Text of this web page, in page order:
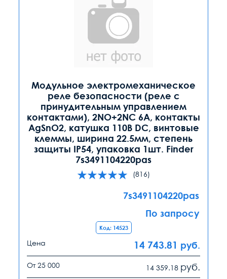
Модульное электромеханическое
реле безопасности (реле с
принудительным управлением
контактами), 2NO+2NC 6A, контакты
AgSnO2, катушка 110В DC, винтовые
клеммы, ширина 22.5мм, степень
защиты IP54, упаковка 1шт. Finder
7s3491104220pas
(816)
7s3491104220pas
По запросу
Код: 14523
Цена 14 743.81 руб.
От 25 000 14 359.18 руб.